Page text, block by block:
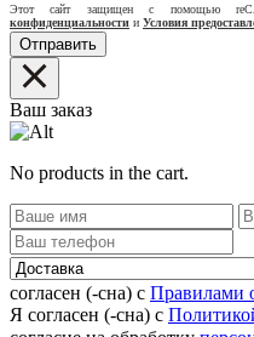
Этот сайт защищен с помощью
конфиденциальности и Условия
Ваш заказ
No products in the cart.
согласен (-сна) с Правилами
Я согласен (-сна) с